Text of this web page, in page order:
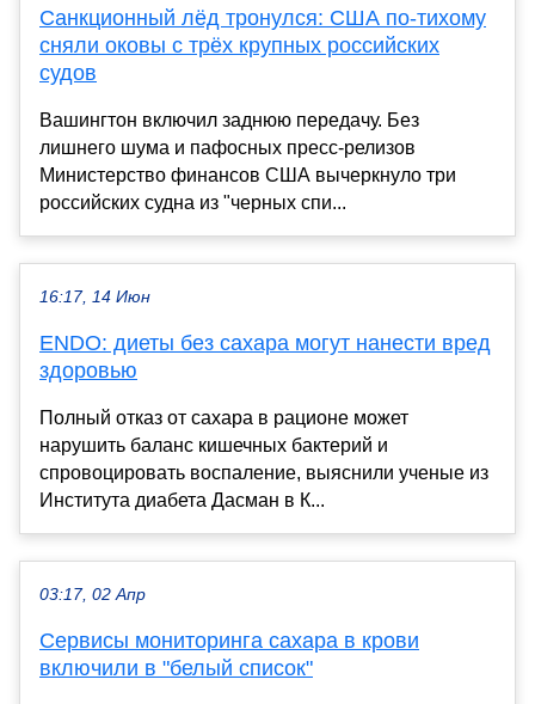
Санкционный лёд тронулся: США по-тихому
сняли оковы с трёх крупных российских
судов
Вашингтон включил заднюю передачу. Без
лишнего шума и пафосных пресс-релизов
Министерство финансов США вычеркнуло три
российских судна из "черных спи...
16:17, 14 Июн
ENDO: диеты без сахара могут нанести вред
здоровью
Полный отказ от сахара в рационе может
нарушить баланс кишечных бактерий и
спровоцировать воспаление, выяснили ученые из
Института диабета Дасман в К...
03:17, 02 Апр
Сервисы мониторинга сахара в крови
включили в "белый список"